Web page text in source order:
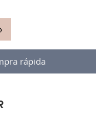
rápida